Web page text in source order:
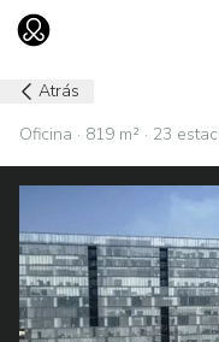
Ir al home
Atrás
Oficina · 819 m² · 23